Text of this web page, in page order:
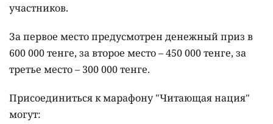
участников.
За первое место предусмотрен денежный приз в
600 000 тенге, за второе место – 450 000 тенге, за
третье место – 300 000 тенге.
Присоединиться к марафону "Читающая нация"
могут: